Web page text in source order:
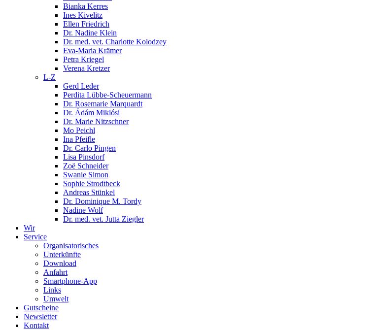
Bianka Kerres
Ines Kivelitz
Ellen Friedrich
Dr. Nadine Klein
Dr. med. vet. Charlotte Kolodzey
Eva-Maria Krämer
Petra Kriegel
Verena Kretzer
L-Z
Gerd Leder
Perdita Lübbe-Scheuermann
Dr. Rosemarie Marquardt
Dr. Ádám Miklósi
Dr. Marie Nitzschner
Mo Peichl
Ina Pfeifle
Dr. Carlo Pingen
Lisa Pinsdorf
Zoë Schneider
Swanie Simon
Sophie Strodtbeck
Andreas Stünkel
Dr. Dominique M. Tordy
Nadine Wolf
Dr. med. vet. Jutta Ziegler
Wir
Service
Organisatorisches
Unterkünfte
Download
Anfahrt
Smartphone-App
Links
Umwelt
Gutscheine
Newsletter
Kontakt